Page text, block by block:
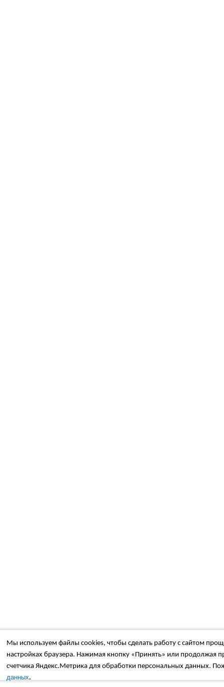
Мы используем файлы cookies, чтобы сделать работу с сайтом
настройках браузера. Нажимая кнопку «Принять» или продолжая
счетчика Яндекс.Метрика для обработки персональных данных.
данных.